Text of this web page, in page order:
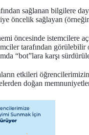
sağlanan bilgilere
öncelik sağlayan
öncesinde istemcilere
tarafından
“bot”lara karşı
etkileri
doğan